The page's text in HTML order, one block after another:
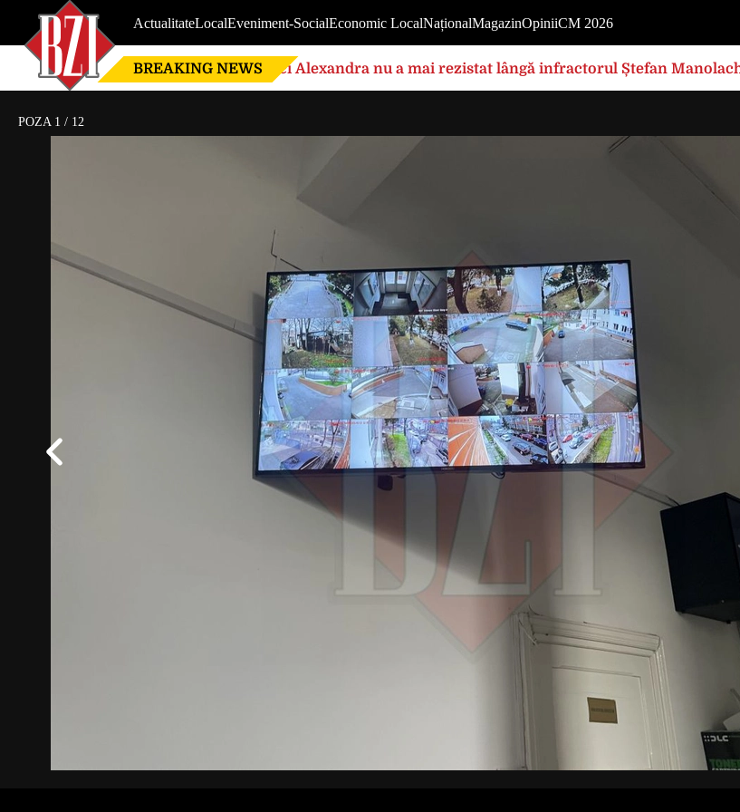
ActualitateLocalEveniment-SocialEconomic LocalNaționalMagazinOpiniiCM 2026
BREAKING NEWS Nici Alexandra nu a mai rezistat lângă infractorul Ștefan
de căsnicie
POZA 1 / 12